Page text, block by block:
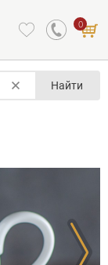
0
Найти